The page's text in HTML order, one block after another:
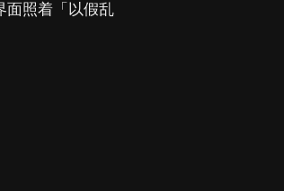
面照着「以假乱